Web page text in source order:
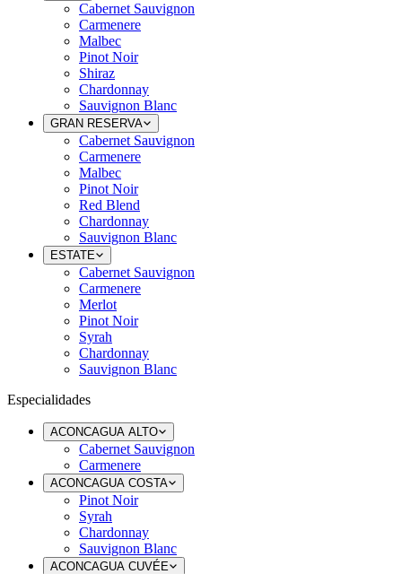
Cabernet Sauvignon
Carmenere
Malbec
Pinot Noir
Shiraz
Chardonnay
Sauvignon Blanc
GRAN RESERVA
Cabernet Sauvignon
Carmenere
Malbec
Pinot Noir
Red Blend
Chardonnay
Sauvignon Blanc
ESTATE
Cabernet Sauvignon
Carmenere
Merlot
Pinot Noir
Syrah
Chardonnay
Sauvignon Blanc
Especialidades
ACONCAGUA ALTO
Cabernet Sauvignon
Carmenere
ACONCAGUA COSTA
Pinot Noir
Syrah
Chardonnay
Sauvignon Blanc
ACONCAGUA CUVÉE